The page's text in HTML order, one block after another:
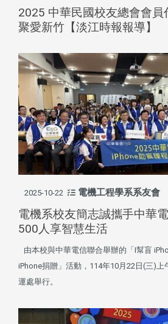
2025 中華民國校友總會會員
聚愛新竹【淡江時報報導】
2025-10-22 電機工程學系系友會
電機系校友簡志誠攜手中華
500人享智慧生活
由本校與中華電信聯合舉辦的「I幫盲
iPhone捐贈」活動，114年10月22日(三)
運處舉行。